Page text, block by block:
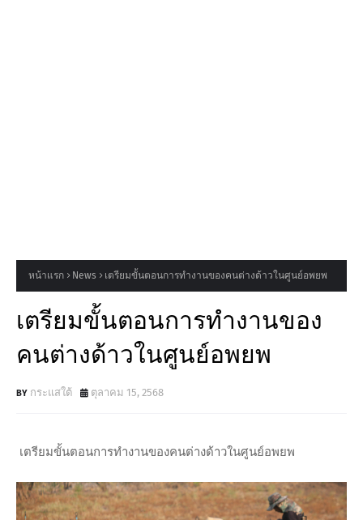
หน้าแรก News เตรียมขั้นตอนการทำงานของคนต่างด้าวในศูนย์อพยพ
เตรียมขั้นตอนการทำงานของ
คนต่างด้าวในศูนย์อพยพ
กระแสใต้ ตุลาคม 15, 2568
เตรียมขั้นตอนการทำงานของคนต่างด้าวในศูนย์อพยพ